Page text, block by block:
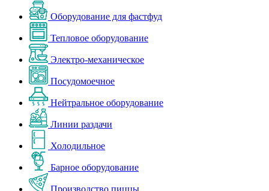
Оборудование для фастфуд
Тепловое оборудование
Электро-механическое
Посудомоечное
Нейтральное оборудование
Линии раздачи
Холодильное
Барное оборудование
Производство пиццы